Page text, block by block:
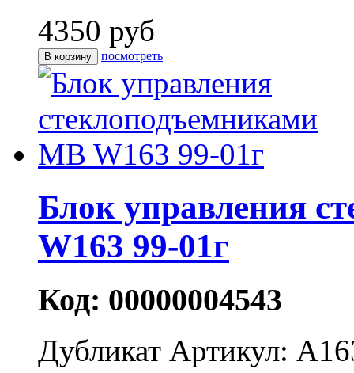
4350 руб
посмотреть
Блок управления
W163 99-01г
Код: 00000004543
Дубликат Артикул: